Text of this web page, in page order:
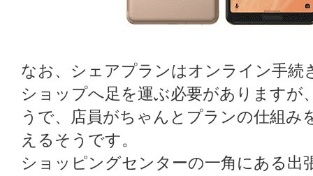
なお、シェアプランはオンライン手続
ショップへ足を運ぶ必要がありますが
うで、店員がちゃんとプランの仕組み
えるそうです。
ショッピングセンターの一角にある出